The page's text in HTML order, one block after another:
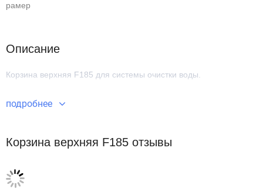
рамер
Описание
Корзина верхняя F185 для системы очистки воды.
подробнее
Корзина верхняя F185 отзывы